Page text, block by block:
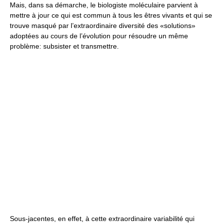
Mais, dans sa démarche, le biologiste moléculaire parvient à
mettre à jour ce qui est commun à tous les êtres vivants et qui se
trouve masqué par l’extraordinaire diversité des «solutions»
adoptées au cours de l’évolution pour résoudre un même
problème: subsister et transmettre.
Sous-jacentes, en effet, à cette extraordinaire variabilité qui